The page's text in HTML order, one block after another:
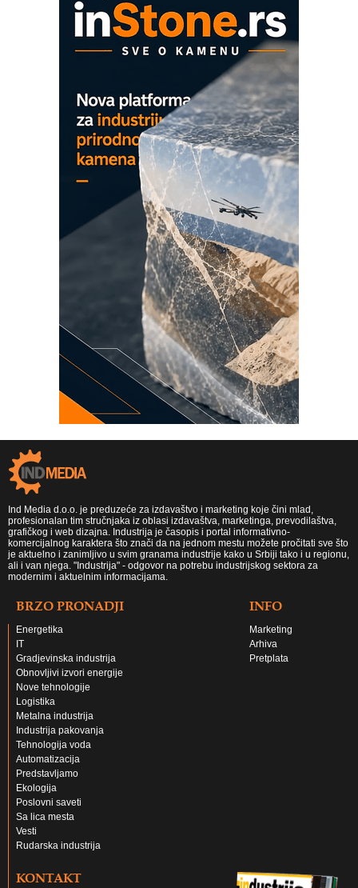
ROSA i SCHUNK podižu proizvodnju
na viši nivo
Detekcija različitih oblika
MAREX - Lim i mašine za savremena
Ind Media d.o.o. je preduzeće za izdavaštvo i marketing koje čini mlad,
profesionalan tim stručnjaka iz oblasi izdavaštva, marketinga, prevodilaštva,
grafičkog i web dizajna. Industrija je časopis i portal informativno-
komercijalnog karaktera što znači da na jednom mestu možete pročitati sve što
je aktuelno i zanimljivo u svim granama industrije kako u Srbiji tako i u regionu,
ali i van njega. "Industrija" - odgovor na potrebu industrijskog sektora za
modernim i aktuelnim informacijama.
BRZO PRONADJI
Energetika
IT
Gradjevinska industrija
Obnovljivi izvori energije
Nove tehnologije
Logistika
Metalna industrija
Industrija pakovanja
Tehnologija voda
Automatizacija
Predstavljamo
Ekologija
Poslovni saveti
Sa lica mesta
Vesti
Rudarska industrija
INFO
Marketing
Arhiva
Pretplata
KONTAKT